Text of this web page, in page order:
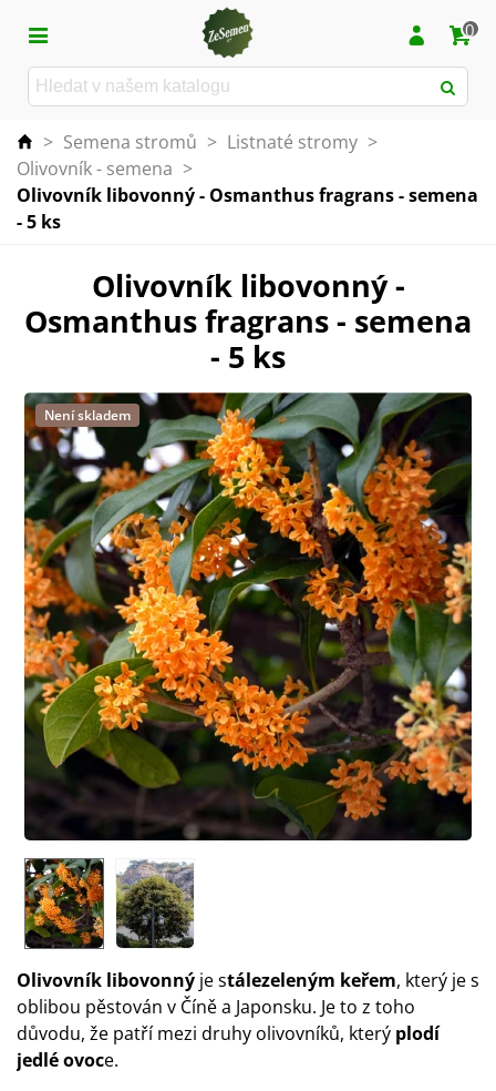
0
> Semena stromů > Listnaté stromy >
Olivovník - semena >
Olivovník libovonný - Osmanthus fragrans - semena
- 5 ks
Olivovník libovonný -
Osmanthus fragrans - semena
- 5 ks
Není skladem
Olivovník libovonný je stálezeleným keřem, který je s
oblibou pěstován v Číně a Japonsku. Je to z toho
důvodu, že patří mezi druhy olivovníků, který plodí
jedlé ovoce.